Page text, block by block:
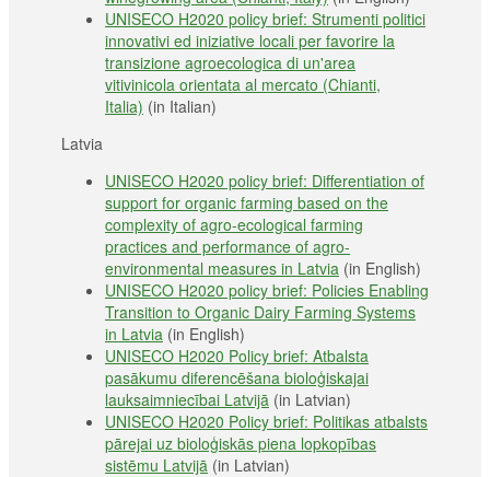
UNISECO H2020 policy brief: Strumenti politici
innovativi ed iniziative locali per favorire la
transizione agroecologica di un'area
vitivinicola orientata al mercato (Chianti,
Italia) (in Italian)
Latvia
UNISECO H2020 policy brief: Differentiation of
support for organic farming based on the
complexity of agro-ecological farming
practices and performance of agro-
environmental measures in Latvia (in English)
UNISECO H2020 policy brief: Policies Enabling
Transition to Organic Dairy Farming Systems
in Latvia (in English)
UNISECO H2020 Policy brief: Atbalsta
pasākumu diferencēšana bioloģiskajai
lauksaimniecībai Latvijā (in Latvian)
UNISECO H2020 Policy brief: Politikas atbalsts
pārejai uz bioloģiskās piena lopkopības
sistēmu Latvijā (in Latvian)